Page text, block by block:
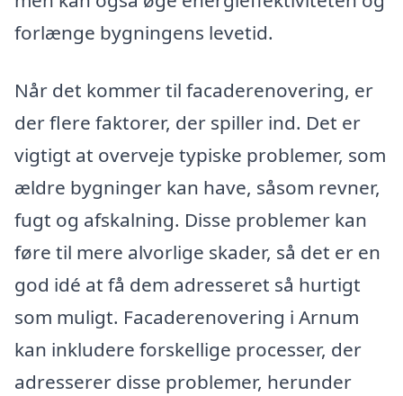
forlænge bygningens levetid.
Når det kommer til facaderenovering, er
der flere faktorer, der spiller ind. Det er
vigtigt at overveje typiske problemer, som
ældre bygninger kan have, såsom revner,
fugt og afskalning. Disse problemer kan
føre til mere alvorlige skader, så det er en
god idé at få dem adresseret så hurtigt
som muligt. Facaderenovering i Arnum
kan inkludere forskellige processer, der
adresserer disse problemer, herunder